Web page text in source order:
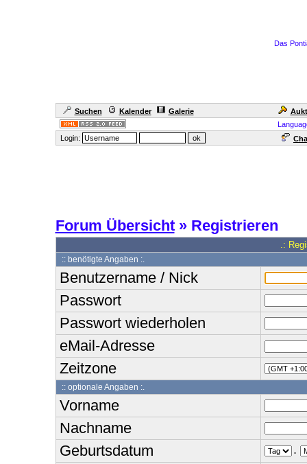
Das
Suchen Kalender Galerie
Login:
Forum Übersicht» Registrieren
.:
:: benötigte Angaben :.
Benutzername / Nick
Passwort
Passwort wiederholen
eMail-Adresse
Zeitzone
:: optionale Angaben :.
Vorname
Nachname
Geburtsdatum
.